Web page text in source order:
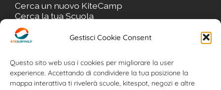
Gestisci Cookie Consent
Questo sito web usa i cookies per migliorare la user
experience. Accettando di condividere la tua posizione la
mappa interattiva ti rivelerà scuole, kitespot, negozi e altre
Cerca un nuovo KiteCamp
Cerca la tua Scuola
Cerca il tuo KiteSpot
Cerca Accommodation
Cerca il tuo Usato